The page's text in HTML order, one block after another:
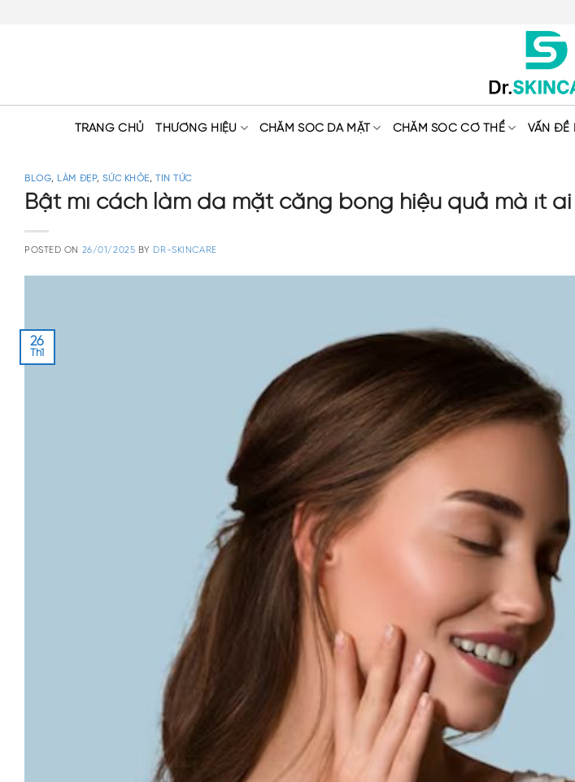
TRANG CHỦ THƯƠNG HIỆU CHĂM SÓC DA MẶT CHĂM SÓC CƠ THỂ VẤN ĐỀ
BLOG, LÀM ĐẸP,SỨC KHỎE,TIN TỨC
Bật mí cách làm da mặt căng bóng hiệu quả mà ít
POSTED ON 26/01/2025 BY DR-SKINCARE
26
Th1